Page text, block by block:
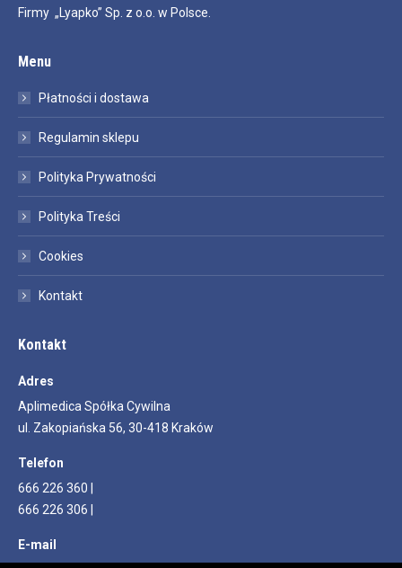
Firmy „Lyapko” Sp. z o.o. w Polsce.
Menu
Płatności i dostawa
Regulamin sklepu
Polityka Prywatności
Polityka Treści
Cookies
Kontakt
Kontakt
Adres
Aplimedica Spółka Cywilna
ul. Zakopiańska 56, 30-418 Kraków
Telefon
666 226 360 |
666 226 306 |
E-mail